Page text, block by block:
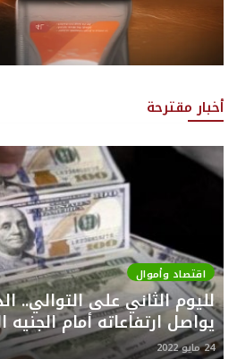
أخبار مقترحة
اقتصاد وأموال
لليوم الثاني على التوالي..
يواصل ارتفاعاته أمام
24 مايو 2022